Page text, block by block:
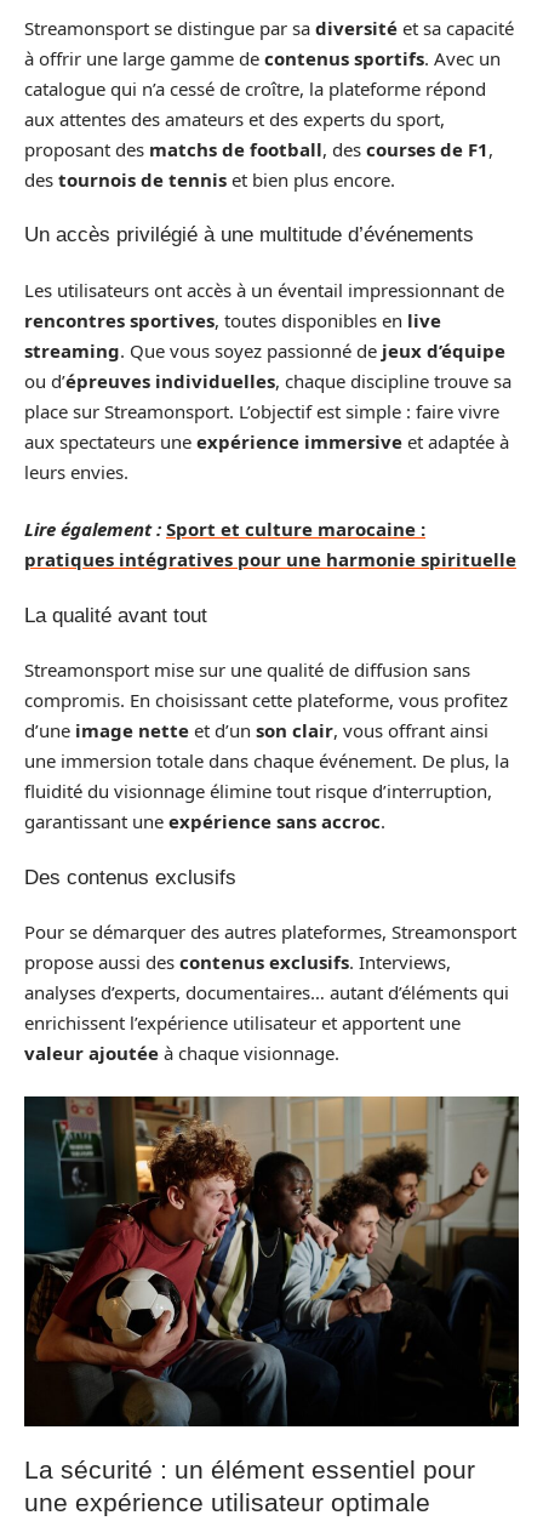
Streamonsport se distingue par sa diversité et sa capacité
à offrir une large gamme de contenus sportifs. Avec un
catalogue qui n’a cessé de croître, la plateforme répond
aux attentes des amateurs et des experts du sport,
proposant des matchs de football, des courses de F1,
des tournois de tennis et bien plus encore.
Un accès privilégié à une multitude d’événements
Les utilisateurs ont accès à un éventail impressionnant de
rencontres sportives, toutes disponibles en live
streaming. Que vous soyez passionné de jeux d’équipe
ou d’épreuves individuelles, chaque discipline trouve sa
place sur Streamonsport. L’objectif est simple : faire vivre
aux spectateurs une expérience immersive et adaptée à
leurs envies.
Lire également : Sport et culture marocaine :
pratiques intégratives pour une harmonie spirituelle
La qualité avant tout
Streamonsport mise sur une qualité de diffusion sans
compromis. En choisissant cette plateforme, vous profitez
d’une image nette et d’un son clair, vous offrant ainsi
une immersion totale dans chaque événement. De plus, la
fluidité du visionnage élimine tout risque d’interruption,
garantissant une expérience sans accroc.
Des contenus exclusifs
Pour se démarquer des autres plateformes, Streamonsport
propose aussi des contenus exclusifs. Interviews,
analyses d’experts, documentaires… autant d’éléments qui
enrichissent l’expérience utilisateur et apportent une
valeur ajoutée à chaque visionnage.
La sécurité : un élément essentiel pour
une expérience utilisateur optimale